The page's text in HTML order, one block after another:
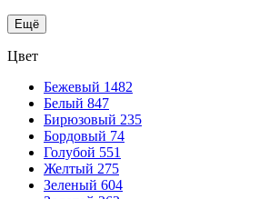
Ещё
Цвет
Бежевый 1482
Белый 847
Бирюзовый 235
Бордовый 74
Голубой 551
Желтый 275
Зеленый 604